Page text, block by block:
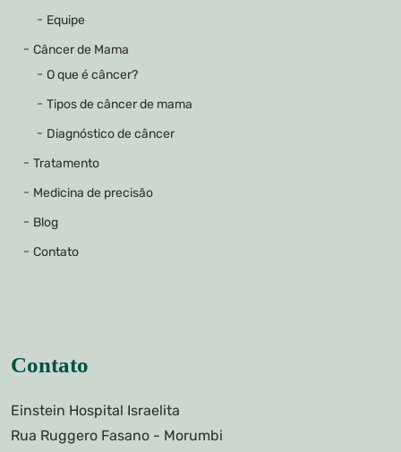
Equipe
Câncer de Mama
O que é câncer?
Tipos de câncer de mama
Diagnóstico de câncer
Tratamento
Medicina de precisão
Blog
Contato
Contato
Einstein Hospital Israelita
Rua Ruggero Fasano - Morumbi